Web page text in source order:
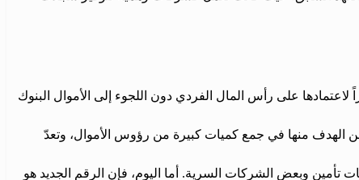
على رأس المال الفردي دون اللجوء إلى الأموال البنوك
أسهم، ويكمن الهدف منها في جمع كميات كبيرة من رؤوس الأموال، وتعدّ
والمدرج منها في سوق التداول لا يتعدى 30 شركة، ومعظمها بنوك وشركات تأمين وبعض الشركات السرية. أما اليوم، فإن الرقم الجديد هو